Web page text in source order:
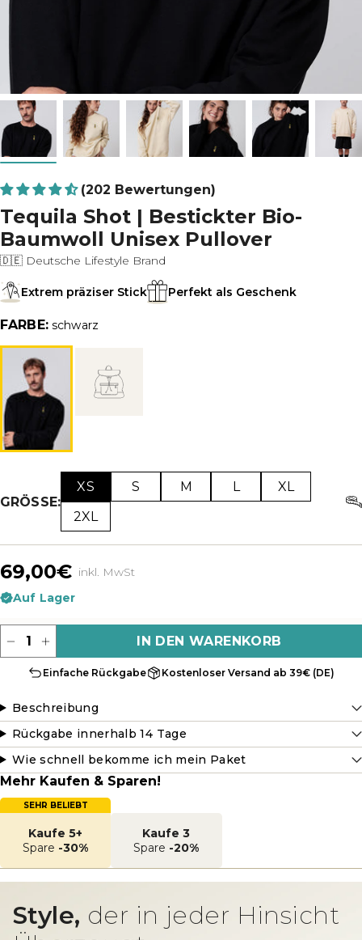
(202 Bewertungen)
Tequila Shot | Bestickter Bio-
Baumwoll Unisex Pullover
🇩🇪 Deutsche Lifestyle Brand
Extrem präziser Stick Perfekt als Geschenk
FARBE: schwarz
GRÖSSE:
XS S M L
XL
2XL
69,00€ inkl. MwSt
Auf Lager
IN DEN WARENKORB
Einfache Rückgabe Kostenloser Versand ab 39€ (DE)
Beschreibung
Rückgabe innerhalb 14 Tage
Wie schnell bekomme ich mein Paket
Mehr Kaufen & Sparen!
SEHR BELIEBT
Kaufe 5+
Spare -30%
Kaufe 3
Spare -20%
Style, der in jeder Hinsicht